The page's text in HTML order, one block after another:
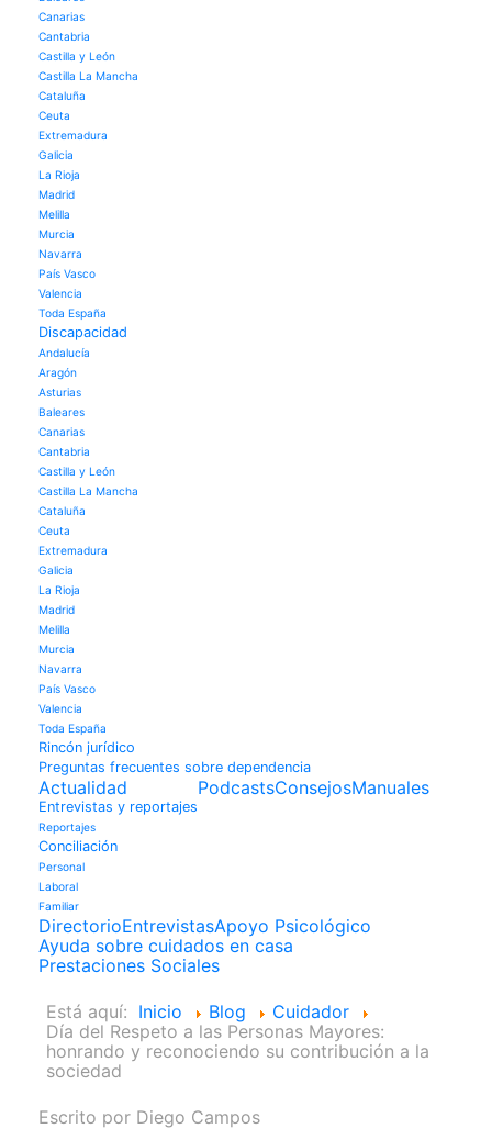
Canarias
Cantabria
Castilla y León
Castilla La Mancha
Cataluña
Ceuta
Extremadura
Galicia
La Rioja
Madrid
Melilla
Murcia
Navarra
País Vasco
Valencia
Toda España
Discapacidad
Andalucía
Aragón
Asturias
Baleares
Canarias
Cantabria
Castilla y León
Castilla La Mancha
Cataluña
Ceuta
Extremadura
Galicia
La Rioja
Madrid
Melilla
Murcia
Navarra
País Vasco
Valencia
Toda España
Rincón jurídico
Preguntas frecuentes sobre dependencia
Actualidad
Entrevistas y reportajes
Reportajes
Conciliación
Personal
Laboral
Familiar
PodcastsConsejosManuales
DirectorioEntrevistasApoyo Psicológico
Ayuda sobre cuidados en casa
Prestaciones Sociales
Está aquí: Inicio Blog
Cuidador
Día del Respeto a las Personas Mayores:
honrando y reconociendo su contribución a la
sociedad
Escrito por Diego Campos